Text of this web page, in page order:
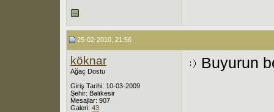
25-02-2010, 21:56
köknar
Ağaç Dostu
Giriş Tarihi: 10-03-2009
Şehir: Balıkesir
Mesajlar: 907
Galeri: 43
Buyurun